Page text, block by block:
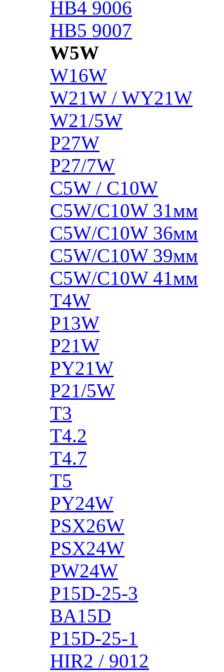
HB4 9006
HB5 9007
W5W
W16W
W21W / WY21W
W21/5W
P27W
P27/7W
C5W / C10W
C5W/C10W 31мм
C5W/C10W 36мм
C5W/C10W 39мм
C5W/C10W 41мм
T4W
P13W
P21W
PY21W
P21/5W
T3
T4.2
T4.7
T5
PY24W
PSX26W
PSX24W
PW24W
P15D-25-3
BA15D
P15D-25-1
HIR2 / 9012